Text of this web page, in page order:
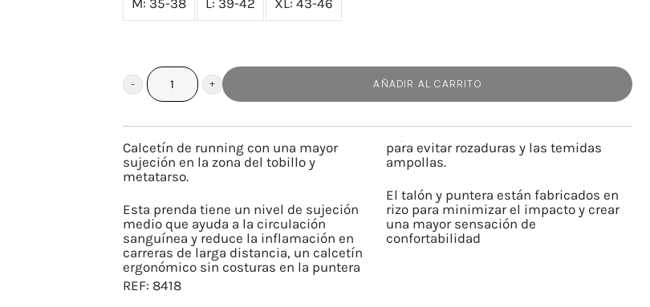
M: 35-38 L: 39-42 XL: 43-46
BIRRAS
AÑADIR AL CARRITO
Calcetín de running con una mayor
sujeción en la zona del tobillo y
metatarso.
Esta prenda tiene un nivel de sujeción
medio que ayuda a la circulación
sanguínea y reduce la inflamación en
carreras de larga distancia, un calcetín
ergonómico sin costuras en la puntera
para evitar rozaduras y las temidas
ampollas.
El talón y puntera están fabricados en
rizo para minimizar el impacto y crear
una mayor sensación de
confortabilidad
REF: 8418